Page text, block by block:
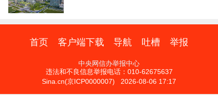
首页 客户端下载 导航 吐槽 举报
中央网信办举报中心
违法和不良信息举报电话：010-62675637
Sina.cn(京ICP0000007) 2026-08-06 17:17